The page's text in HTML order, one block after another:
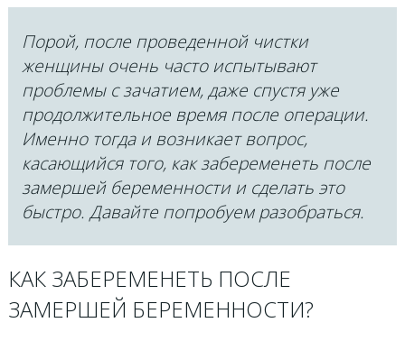
Порой, после проведенной чистки
женщины очень часто испытывают
проблемы с зачатием, даже спустя уже
продолжительное время после операции.
Именно тогда и возникает вопрос,
касающийся того, как забеременеть после
замершей беременности и сделать это
быстро. Давайте попробуем разобраться.
КАК ЗАБЕРЕМЕНЕТЬ ПОСЛЕ
ЗАМЕРШЕЙ БЕРЕМЕННОСТИ?